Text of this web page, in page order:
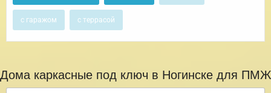
с гаражом с террасой
Дома каркасные под ключ в Ногинске для ПМЖ